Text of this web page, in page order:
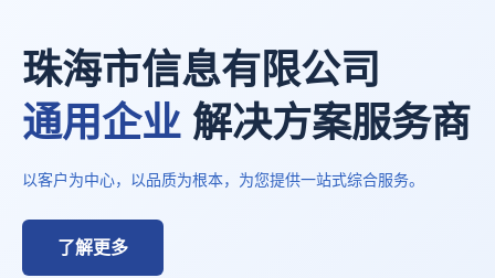
珠海市信息有限公司
通用企业 解决方案服务商
以客户为中心，以品质为根本，为您提供一站式综合服务。
了解更多